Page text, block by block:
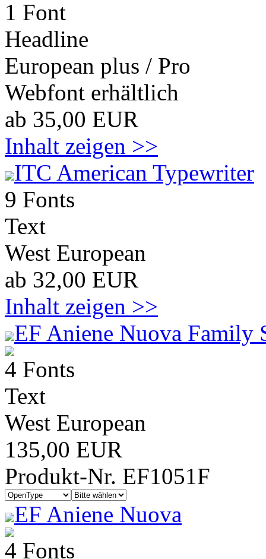
1 Font
Headline
European plus / Pro
Webfont erhältlich
ab 35,00 EUR
Inhalt zeigen >>
ITC American Typewriter
9 Fonts
Text
West European
ab 32,00 EUR
Inhalt zeigen >>
EF Aniene Nuova Family
4 Fonts
Text
West European
135,00 EUR
Produkt-Nr. EF1051F
EF Aniene Nuova
4 Fonts